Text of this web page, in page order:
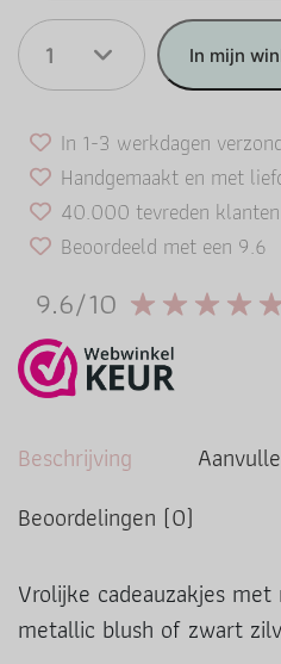
1 In mijn
In 1-3 werkdagen
Handgemaakt en met
40.000 tevreden
Beoordeeld met een 9.6
9.6/10
Beschrijving
Beoordelingen (0)
Vrolijke cadeauzakjes
metallic blush of zwart